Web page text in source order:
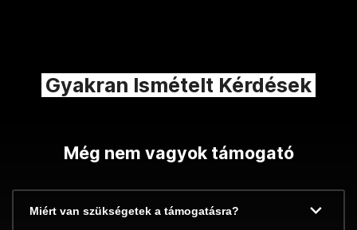
Gyakran Ismételt Kérdések
Még nem vagyok támogató
Miért van szükségetek a támogatásra?